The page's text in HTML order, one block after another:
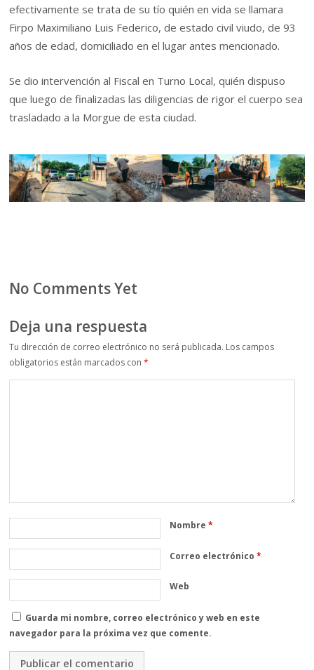
efectivamente se trata de su tío quién en vida se llamara
Firpo Maximiliano Luis Federico, de estado civil viudo, de 93
años de edad, domiciliado en el lugar antes mencionado.
Se dio intervención al Fiscal en Turno Local, quién dispuso
que luego de finalizadas las diligencias de rigor el cuerpo sea
trasladado a la Morgue de esta ciudad.
No Comments Yet
Deja una respuesta
Tu dirección de correo electrónico no será publicada. Los campos
obligatorios están marcados con*
Nombre*
Correo electrónico*
Web
Guarda mi nombre, correo electrónico y web en este
navegador para la próxima vez que comente.